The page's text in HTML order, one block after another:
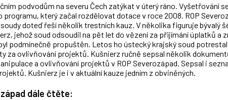
podvodům na severu Čech zatýkat v úterý ráno. Vyšetřování
který začal rozdělovat dotace v roce 2008. ROP
doteď řeší několik trestních kauz. V několika figuruje bývalý
jehož soud odsoudil na pět let do vězení za přijímání úplatků a
podmínečně propuštěn. Letos ho ústecký krajský soud
za ovlivňování projektů. Kušnierz ručně sepsal několik
a ovlivňování projektů v ROP Severozápad. Sepsal i
Kušnierz je i v aktuální kauze jedním z obviněných.
dále čtěte: